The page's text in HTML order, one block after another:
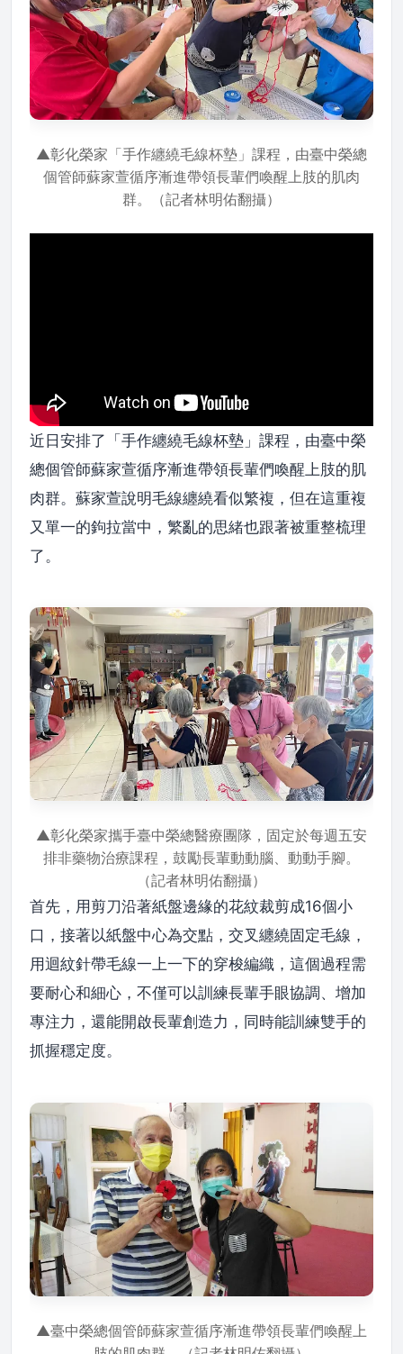
▲彰化榮家「手作纏繞毛線杯墊」課程，由臺中榮總
個管師蘇家萱循序漸進帶領長輩們喚醒上肢的肌肉
群。（記者林明佑翻攝）
近日安排了「手作纏繞毛線杯墊」課程，由臺中榮
總個管師蘇家萱循序漸進帶領長輩們喚醒上肢的肌
肉群。蘇家萱說明毛線纏繞看似繁複，但在這重複
又單一的鉤拉當中，繁亂的思緒也跟著被重整梳理
了。
▲彰化榮家攜手臺中榮總醫療團隊，固定於每週五安
排非藥物治療課程，鼓勵長輩動動腦、動動手腳。
（記者林明佑翻攝）
首先，用剪刀沿著紙盤邊緣的花紋裁剪成16個小
口，接著以紙盤中心為交點，交叉纏繞固定毛線，
用迴紋針帶毛線一上一下的穿梭編織，這個過程需
要耐心和細心，不僅可以訓練長輩手眼協調、增加
專注力，還能開啟長輩創造力，同時能訓練雙手的
抓握穩定度。
▲臺中榮總個管師蘇家萱循序漸進帶領長輩們喚醒上